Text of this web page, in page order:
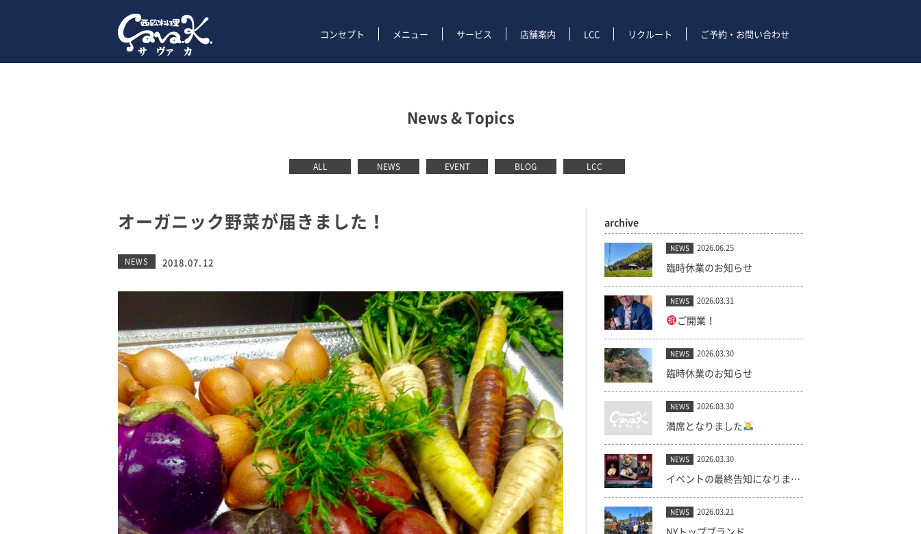
コンセプト メニュー サービス 店舗案内 LCC リクルート ご予約・お問い合わせ
News & Topics
ALL NEWS EVENT BLOG LCC
オーガニック野菜が届きました！
NEWS 2018.07.12
archive
NEWS 2026.06.25
臨時休業のお知らせ
NEWS 2026.03.31
ご開業！
NEWS 2026.03.30
臨時休業のお知らせ
NEWS 2026.03.30
満席となりました
NEWS 2026.03.30
イベントの最終告知になります。(キャンセル出ました！)
NEWS 2026.03.21
NYトップブランド